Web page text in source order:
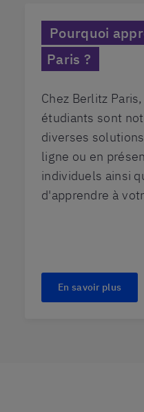
Pourquoi
Paris ?
Chez Berlitz
étudiants sont
diverses
ligne ou en
individuels ainsi
d'apprendre à
En savoir plus